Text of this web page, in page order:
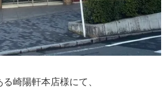
崎陽軒本店様にて、